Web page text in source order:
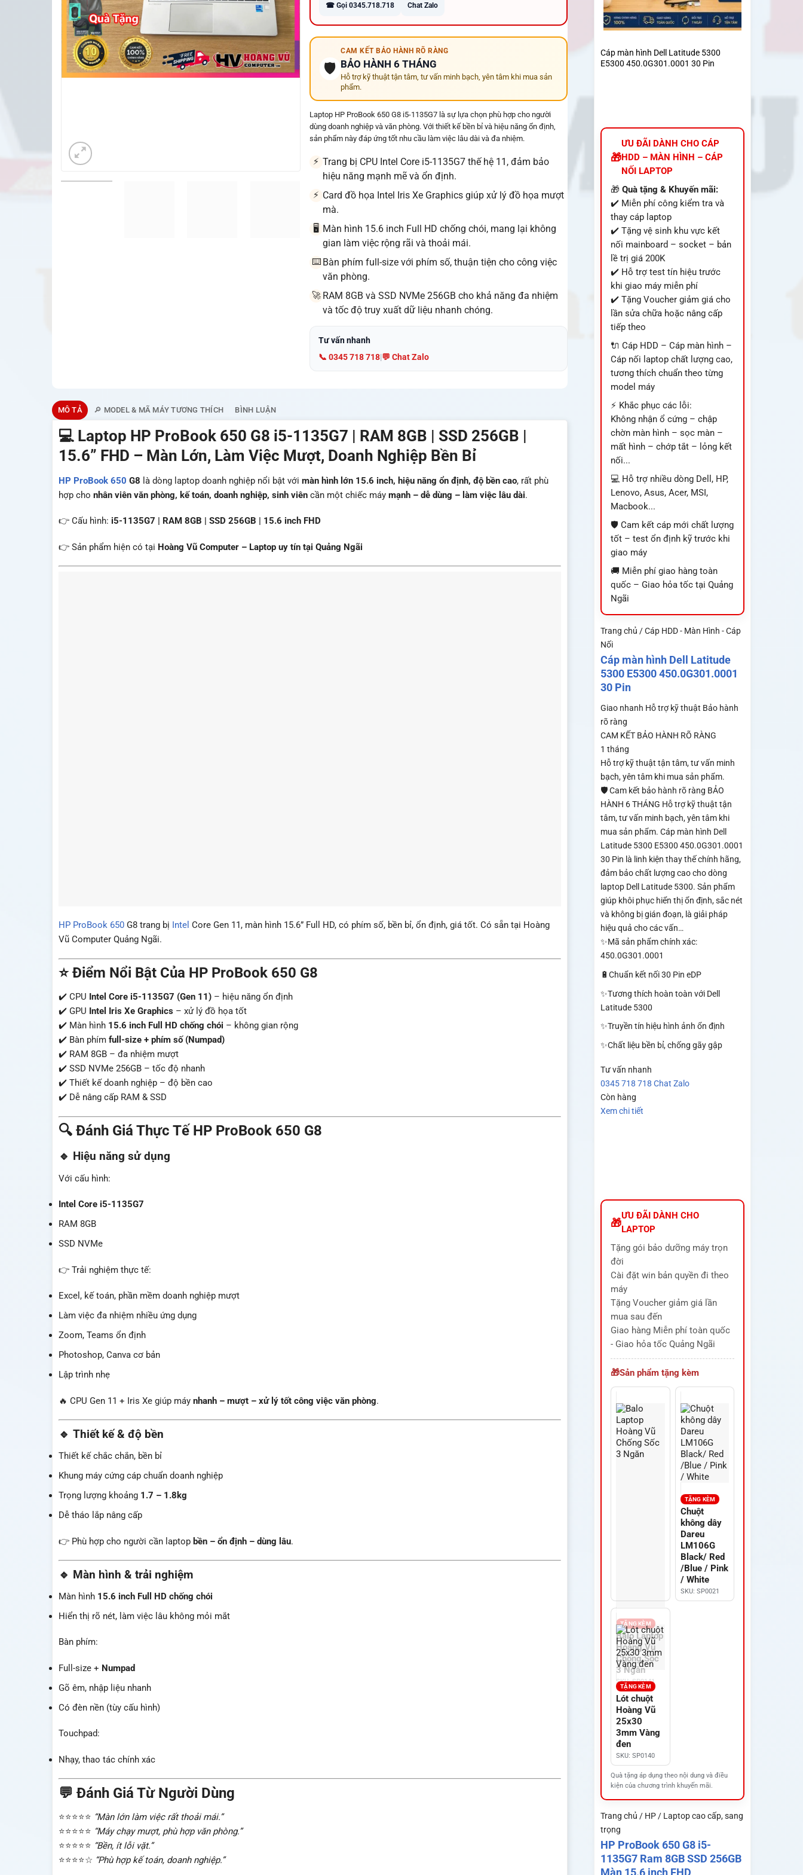
Cáp màn hình Dell Latitude 5300
E5300 450.0G301.0001 30 Pin
ƯU ĐÃI DÀNH CHO CÁP
HDD – MÀN HÌNH – CÁP
NỐI LAPTOP
🎁Quà tặng & Khuyến mãi:
✔️ Miễn phí công kiểm tra và
thay cáp laptop
✔️ Tặng vệ sinh khu vực kết
nối mainboard – socket – bản
lề trị giá 200K
✔️ Hỗ trợ test tín hiệu trước
khi giao máy miễn phí
✔️ Tặng Voucher giảm giá cho
lần sửa chữa hoặc nâng cấp
tiếp theo
🔌 Cáp HDD – Cáp màn hình –
Cáp nối laptop chất lượng cao,
tương thích chuẩn theo từng
model máy
⚡ Khắc phục các lỗi:
Không nhận ổ cứng – chập
chờn màn hình – sọc màn –
mất hình – chớp tắt – lỏng kết
nối...
💻 Hỗ trợ nhiều dòng Dell, HP,
Lenovo, Asus, Acer, MSI,
Macbook...
🛡️ Cam kết cáp mới chất lượng
tốt – test ổn định kỹ trước khi
giao máy
🚚 Miễn phí giao hàng toàn
quốc – Giao hỏa tốc tại Quảng
Ngãi
Trang chủ / Cáp HDD - Màn Hình - Cáp
Nối
Cáp màn hình Dell Latitude
5300 E5300 450.0G301.0001
30 Pin
Giao nhanh Hỗ trợ kỹ thuật Bảo hành
rõ ràng
CAM KẾT BẢO HÀNH RÕ RÀNG
1 tháng
Hỗ trợ kỹ thuật tận tâm, tư vấn minh
bạch, yên tâm khi mua sản phẩm.
🛡️ Cam kết bảo hành rõ ràng BẢO
HÀNH 6 THÁNG Hỗ trợ kỹ thuật tận
tâm, tư vấn minh bạch, yên tâm khi
mua sản phẩm. Cáp màn hình Dell
Latitude 5300 E5300 450.0G301.0001
30 Pin là linh kiện thay thế chính hãng,
đảm bảo chất lượng cao cho dòng
laptop Dell Latitude 5300. Sản phẩm
giúp khôi phục hiển thị ổn định, sắc nét
và không bị gián đoạn, là giải pháp
hiệu quả cho các vấn…
✨Mã sản phẩm chính xác:
450.0G301.0001
🔋Chuẩn kết nối 30 Pin eDP
✨Tương thích hoàn toàn với Dell
Latitude 5300
✨Truyền tín hiệu hình ảnh ổn định
✨Chất liệu bền bỉ, chống gãy gập
Tư vấn nhanh
0345 718 718 Chat Zalo
Còn hàng
Xem chi tiết
ƯU ĐÃI DÀNH CHO
LAPTOP
Tặng gói bảo dưỡng máy trọn
đời
Cài đặt win bản quyền đi theo
máy
Tặng Voucher giảm giá lần
mua sau đến
Giao hàng Miễn phí toàn quốc
- Giao hỏa tốc Quảng Ngãi
Sản phẩm tặng kèm
TẶNG KÈM
Balo Laptop
Hoàng Vũ
Chống Sốc
3 Ngăn
SKU: SP0141
TẶNG KÈM
Chuột
không dây
Dareu
LM106G
Black/ Red
/Blue / Pink
/ White
SKU: SP0021
TẶNG KÈM
Lót chuột
Hoàng Vũ
25x30
3mm Vàng
đen
SKU: SP0140
Quà tặng áp dụng theo nội dung và điều
kiện của chương trình khuyến mãi.
Trang chủ / HP / Laptop cao cấp, sang
trọng
HP ProBook 650 G8 i5-
1135G7 Ram 8GB SSD 256GB
Màn 15.6 inch FHD
☎ Gọi 0345.718.718 Chat Zalo
🛡️
CAM KẾT BẢO HÀNH RÕ RÀNG
BẢO HÀNH 6 THÁNG
Hỗ trợ kỹ thuật tận tâm, tư vấn minh bạch, yên tâm khi mua sản
phẩm.
Laptop HP ProBook 650 G8 i5-1135G7 là sự lựa chọn phù hợp cho người
dùng doanh nghiệp và văn phòng. Với thiết kế bền bỉ và hiệu năng ổn định,
sản phẩm này đáp ứng tốt nhu cầu làm việc lâu dài và đa nhiệm.
⚡ Trang bị CPU Intel Core i5-1135G7 thế hệ 11, đảm bảo
hiệu năng mạnh mẽ và ổn định.
⚡ Card đồ họa Intel Iris Xe Graphics giúp xử lý đồ họa mượt
mà.
🖥️ Màn hình 15.6 inch Full HD chống chói, mang lại không
gian làm việc rộng rãi và thoải mái.
⌨️ Bàn phím full-size với phím số, thuận tiện cho công việc
văn phòng.
🚀 RAM 8GB và SSD NVMe 256GB cho khả năng đa nhiệm
và tốc độ truy xuất dữ liệu nhanh chóng.
Tư vấn nhanh
📞 0345 718 718|💬 Chat Zalo
MÔ TẢ 🔎 MODEL & MÃ MÁY TƯƠNG THÍCH BÌNH LUẬN
💻 Laptop HP ProBook 650 G8 i5-1135G7 | RAM 8GB | SSD 256GB |
15.6” FHD – Màn Lớn, Làm Việc Mượt, Doanh Nghiệp Bền Bỉ
HP ProBook 650 G8 là dòng laptop doanh nghiệp nổi bật với màn hình lớn 15.6 inch, hiệu năng ổn định, độ bền cao, rất phù
hợp cho nhân viên văn phòng, kế toán, doanh nghiệp, sinh viên cần một chiếc máy mạnh – dễ dùng – làm việc lâu dài.
👉 Cấu hình: i5-1135G7 | RAM 8GB | SSD 256GB | 15.6 inch FHD
👉 Sản phẩm hiện có tại Hoàng Vũ Computer – Laptop uy tín tại Quảng Ngãi
HP ProBook 650 G8 trang bị Intel Core Gen 11, màn hình 15.6” Full HD, có phím số, bền bỉ, ổn định, giá tốt. Có sẵn tại Hoàng
Vũ Computer Quảng Ngãi.
⭐ Điểm Nổi Bật Của HP ProBook 650 G8
✔️ CPU Intel Core i5-1135G7 (Gen 11) – hiệu năng ổn định
✔️ GPU Intel Iris Xe Graphics – xử lý đồ họa tốt
✔️ Màn hình 15.6 inch Full HD chống chói – không gian rộng
✔️ Bàn phím full-size + phím số (Numpad)
✔️ RAM 8GB – đa nhiệm mượt
✔️ SSD NVMe 256GB – tốc độ nhanh
✔️ Thiết kế doanh nghiệp – độ bền cao
✔️ Dễ nâng cấp RAM & SSD
🔍 Đánh Giá Thực Tế HP ProBook 650 G8
🔹 Hiệu năng sử dụng
Với cấu hình:
Intel Core i5-1135G7
RAM 8GB
SSD NVMe
👉 Trải nghiệm thực tế:
Excel, kế toán, phần mềm doanh nghiệp mượt
Làm việc đa nhiệm nhiều ứng dụng
Zoom, Teams ổn định
Photoshop, Canva cơ bản
Lập trình nhẹ
🔥 CPU Gen 11 + Iris Xe giúp máy nhanh – mượt – xử lý tốt công việc văn phòng.
🔹 Thiết kế & độ bền
Thiết kế chắc chắn, bền bỉ
Khung máy cứng cáp chuẩn doanh nghiệp
Trọng lượng khoảng 1.7 – 1.8kg
Dễ tháo lắp nâng cấp
👉 Phù hợp cho người cần laptop bền – ổn định – dùng lâu.
🔹 Màn hình & trải nghiệm
Màn hình 15.6 inch Full HD chống chói
Hiển thị rõ nét, làm việc lâu không mỏi mắt
Bàn phím:
Full-size + Numpad
Gõ êm, nhập liệu nhanh
Có đèn nền (tùy cấu hình)
Touchpad:
Nhạy, thao tác chính xác
💬 Đánh Giá Từ Người Dùng
⭐⭐⭐⭐⭐ “Màn lớn làm việc rất thoải mái.”
⭐⭐⭐⭐⭐ “Máy chạy mượt, phù hợp văn phòng.”
⭐⭐⭐⭐⭐ “Bền, ít lỗi vặt.”
⭐⭐⭐⭐☆ “Phù hợp kế toán, doanh nghiệp.”